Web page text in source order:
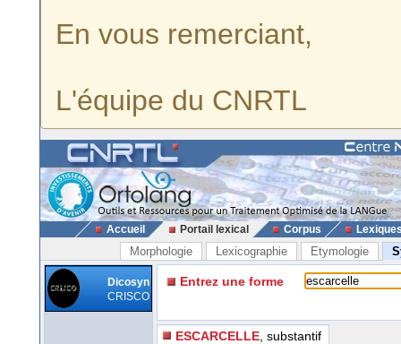
En vous remerciant,
L'équipe du CNRTL
Accueil Portail lexical Corpus
Morphologie Lexicographie Etymologie
Dicosyn
CRISCO
Entrez une forme
ESCARCELLE , substantif